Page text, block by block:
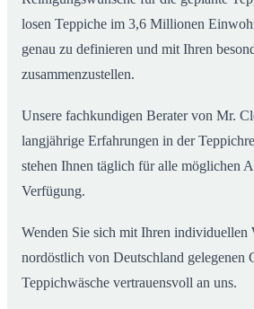
losen Teppiche im 3,6 Millionen
genau zu definieren und mit Ihren
zusammenzustellen.
Unsere fachkundigen Berater von Mr.
langjährige Erfahrungen in der
stehen Ihnen täglich für alle möglichen
Verfügung.
Wenden Sie sich mit Ihren individuellen
nordöstlich von Deutschland gelegenen
Teppichwäsche vertrauensvoll an uns.